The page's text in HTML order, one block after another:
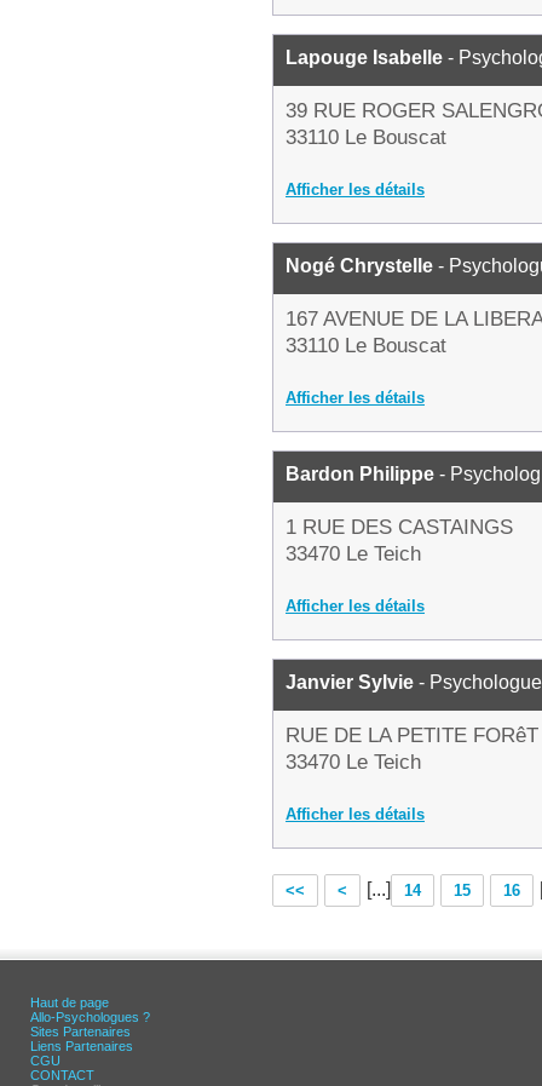
Lapouge Isabelle -
39 RUE ROGER
33110 Le Bouscat
Afficher les détails
Nogé Chrystelle -
167 AVENUE DE LA
33110 Le Bouscat
Afficher les détails
Bardon Philippe -
1 RUE DES CASTAINGS
33470 Le Teich
Afficher les détails
Janvier Sylvie - Psychologue
RUE DE LA PETITE FORêT
33470 Le Teich
Afficher les détails
<< < [...] 14 15 16
Haut de page
Allo-Psychologues ?
Sites Partenaires
Liens Partenaires
CGU
CONTACT